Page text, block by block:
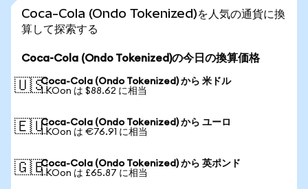
Coca-Cola (Ondo Tokenized)を人気の通貨に換
算して探索する
Coca-Cola (Ondo Tokenized)の今日の換算価格
🇺🇸Coca-Cola (Ondo Tokenized) から 米ドル
1 KOon は $88.62 に相当
🇪🇺Coca-Cola (Ondo Tokenized) から ユーロ
1 KOon は €76.91 に相当
🇬🇧Coca-Cola (Ondo Tokenized) から 英ポンド
1 KOon は £65.87 に相当